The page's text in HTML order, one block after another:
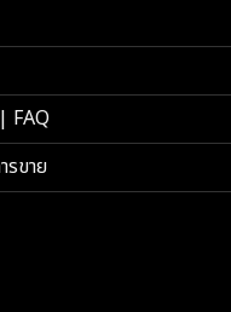
FAQ
รขาย